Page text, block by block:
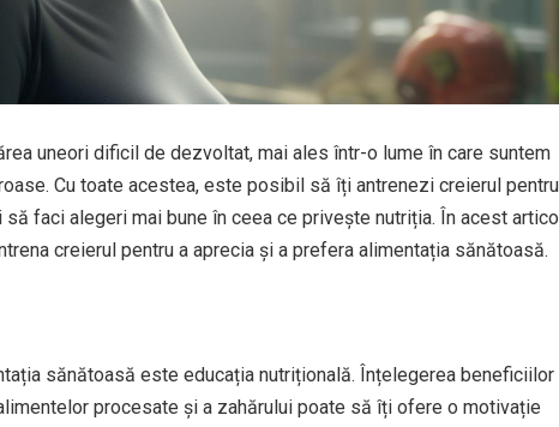
uneori dificil de dezvoltat, mai ales într-o lume în care suntem
Cu toate acestea, este posibil să îți antrenezi creierul
faci alegeri mai bune în ceea ce privește nutriția. În acest
creierul pentru a aprecia și a prefera alimentația sănătoasă.
sănătoasă este educația nutrițională. Înțelegerea beneficiilor
procesate și a zahărului poate să îți ofere o motivație